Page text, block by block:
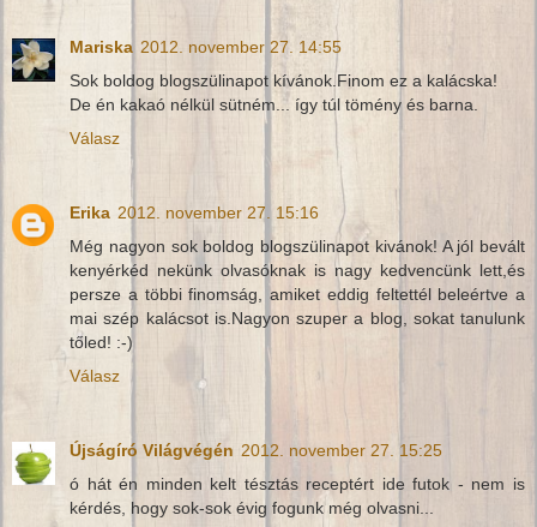
Mariska 2012. november 27. 14:55
Sok boldog blogszülinapot kívánok.Finom ez a kalácska!
De én kakaó nélkül sütném... így túl tömény és barna.
Válasz
Erika 2012. november 27. 15:16
Még nagyon sok boldog blogszülinapot kivánok! A jól bevált
kenyérkéd nekünk olvasóknak is nagy kedvencünk lett,és
persze a többi finomság, amiket eddig feltettél beleértve a
mai szép kalácsot is.Nagyon szuper a blog, sokat tanulunk
tőled! :-)
Válasz
Újságíró Világvégén 2012. november 27. 15:25
ó hát én minden kelt tésztás receptért ide futok - nem is
kérdés, hogy sok-sok évig fogunk még olvasni...